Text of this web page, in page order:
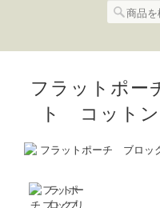
フラットポ
ト コット